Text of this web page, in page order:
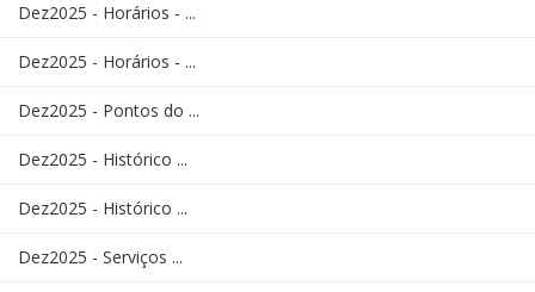
Dez2025 - Horários - ...
Dez2025 - Horários - ...
Dez2025 - Pontos do ...
Dez2025 - Histórico ...
Dez2025 - Histórico ...
Dez2025 - Serviços ...